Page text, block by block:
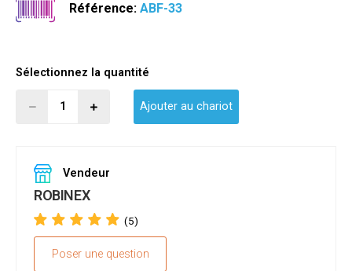
Référence:ABF-33
Sélectionnez la quantité
Ajouter au chariot
Vendeur
ROBINEX
(5)
Poser une question